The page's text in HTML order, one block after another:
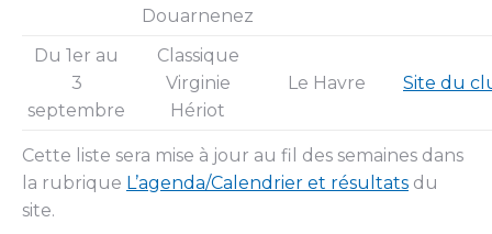
Douarnenez
Du 1er au
3
septembre
Classique
Virginie
Hériot
Le Havre Site du
Cette liste sera mise à jour au fil des semaines dans
la rubrique L’agenda/Calendrier et résultats du
site.